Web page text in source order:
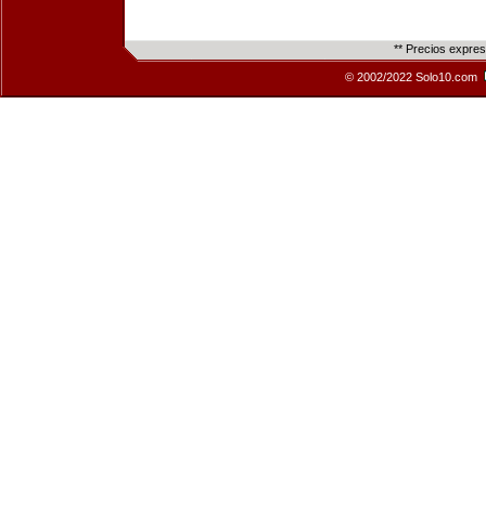
** Precios
© 2002/2022 Solo10.com